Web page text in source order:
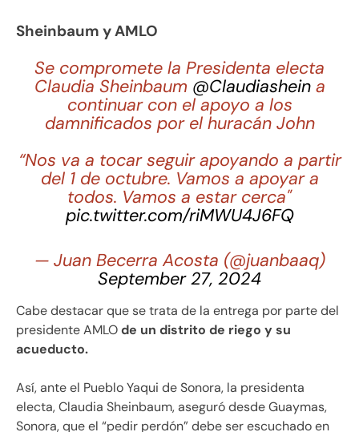
Sheinbaum y AMLO
Se compromete la Presidenta electa
Claudia Sheinbaum @Claudiasheina
continuar con el apoyo a los
damnificados por el huracán John
“Nos va a tocar seguir apoyando a partir
del 1 de octubre. Vamos a apoyar a
todos. Vamos a estar cerca"
pic.twitter.com/riMWU4J6FQ
— Juan Becerra Acosta (@juanbaaq)
September 27, 2024
Cabe destacar que se trata de la entrega por parte del
presidente AMLOde un distrito de riego y su
acueducto.
Así, ante el Pueblo Yaqui de Sonora, la presidenta
electa, Claudia Sheinbaum, aseguró desde Guaymas,
Sonora, que el “pedir perdón” debe ser escuchado en